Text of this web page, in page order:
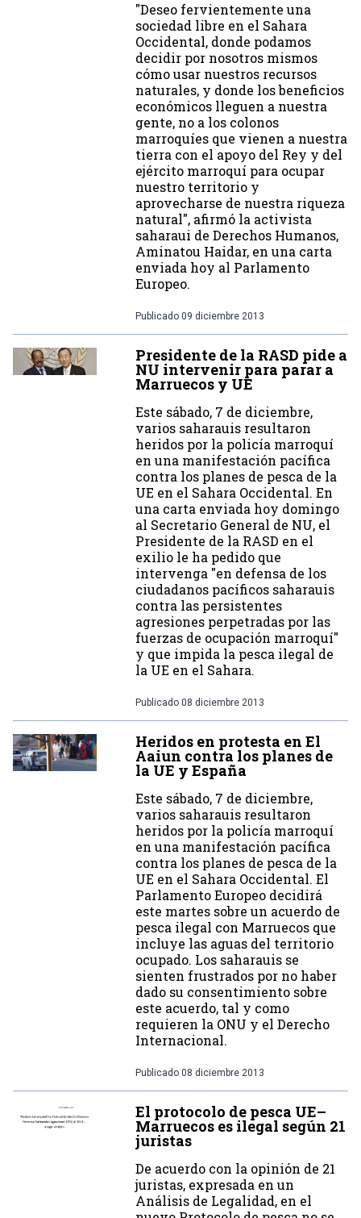
"Deseo fervientemente una
sociedad libre en el Sahara
Occidental, donde podamos
decidir por nosotros mismos
cómo usar nuestros recursos
naturales, y donde los beneficios
económicos lleguen a nuestra
gente, no a los colonos
marroquíes que vienen a nuestra
tierra con el apoyo del Rey y del
ejército marroquí para ocupar
nuestro territorio y
aprovecharse de nuestra riqueza
natural", afirmó la activista
saharaui de Derechos Humanos,
Aminatou Haidar, en una carta
enviada hoy al Parlamento
Europeo.
Publicado 09 diciembre 2013
Presidente de la RASD pide a
NU intervenir para parar a
Marruecos y UE
Este sábado, 7 de diciembre,
varios saharauis resultaron
heridos por la policía marroquí
en una manifestación pacífica
contra los planes de pesca de la
UE en el Sahara Occidental. En
una carta enviada hoy domingo
al Secretario General de NU, el
Presidente de la RASD en el
exilio le ha pedido que
intervenga "en defensa de los
ciudadanos pacíficos saharauis
contra las persistentes
agresiones perpetradas por las
fuerzas de ocupación marroquí"
y que impida la pesca ilegal de
la UE en el Sahara.
Publicado 08 diciembre 2013
Heridos en protesta en El
Aaiun contra los planes de
la UE y España
Este sábado, 7 de diciembre,
varios saharauis resultaron
heridos por la policía marroquí
en una manifestación pacífica
contra los planes de pesca de la
UE en el Sahara Occidental. El
Parlamento Europeo decidirá
este martes sobre un acuerdo de
pesca ilegal con Marruecos que
incluye las aguas del territorio
ocupado. Los saharauis se
sienten frustrados por no haber
dado su consentimiento sobre
este acuerdo, tal y como
requieren la ONU y el Derecho
Internacional.
Publicado 08 diciembre 2013
El protocolo de pesca UE–
Marruecos es ilegal según 21
juristas
De acuerdo con la opinión de 21
juristas, expresada en un
Análisis de Legalidad, en el